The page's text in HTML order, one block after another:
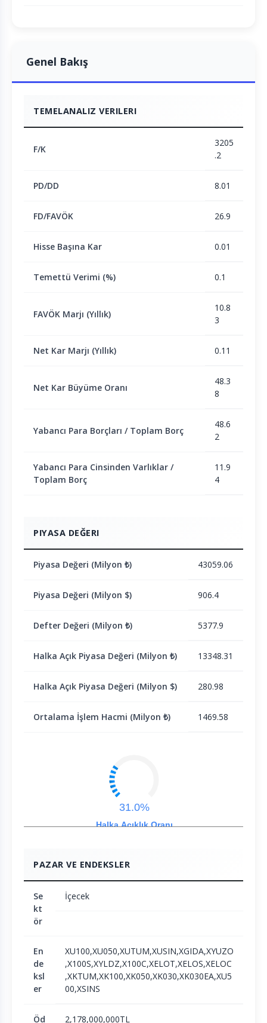
Genel Bakış
TEMELANALIZ VERILERI
F/K
3205
.2
PD/DD 8.01
FD/FAVÖK 26.9
Hisse Başına Kar 0.01
Temettü Verimi (%) 0.1
FAVÖK Marjı (Yıllık)
10.8
3
Net Kar Marjı (Yıllık) 0.11
Net Kar Büyüme Oranı
48.3
8
Yabancı Para Borçları / Toplam Borç
48.6
2
Yabancı Para Cinsinden Varlıklar /
Toplam Borç
11.9
4
PIYASA DEĞERI
Piyasa Değeri (Milyon ₺) 43059.06
Piyasa Değeri (Milyon $) 906.4
Defter Değeri (Milyon ₺) 5377.9
Halka Açık Piyasa Değeri (Milyon ₺) 13348.31
Halka Açık Piyasa Değeri (Milyon $) 280.98
Ortalama İşlem Hacmi (Milyon ₺) 1469.58
Halka Açıklık Oranı
31.0%
PAZAR VE ENDEKSLER
Se
kt
ör
İçecek
En
de
ksl
er
XU100,XU050,XUTUM,XUSIN,XGIDA,XYUZO
,X100S,XYLDZ,X100C,XELOT,XELOS,XELOC
,XKTUM,XK100,XK050,XK030,XK030EA,XU5
00,XSINS
Öd 2,178,000,000TL